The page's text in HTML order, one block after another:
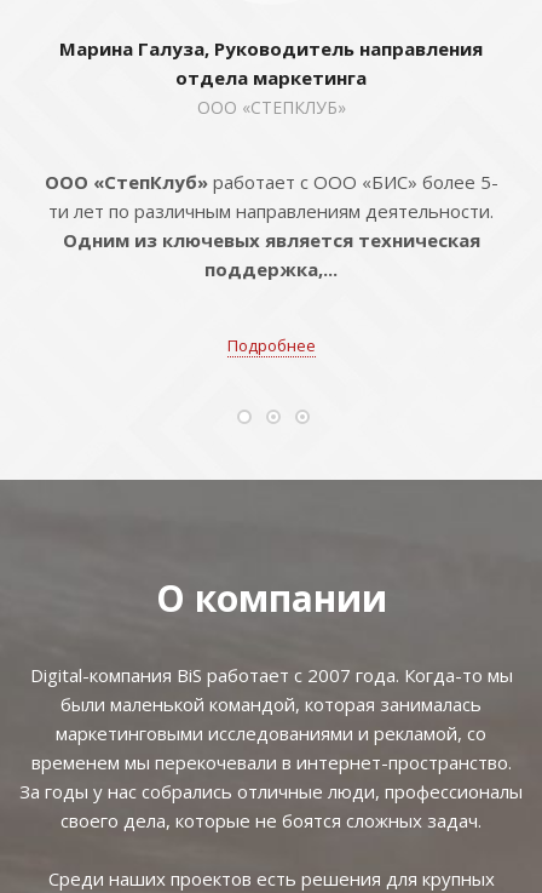
Марина Галуза, Руководитель направления
отдела маркетинга
ООО «СТЕПКЛУБ»
ООО «СтепКлуб»работает с ООО «БИС» более 5-
ти лет по различным направлениям деятельности.
Одним из ключевых является техническая
поддержка,...
Подробнее
О компании
Digital-компания BiS работает с 2007 года. Когда-то мы
были маленькой командой, которая занималась
маркетинговыми исследованиями и рекламой, со
временем мы перекочевали в интернет-пространство.
За годы у нас собрались отличные люди, профессионалы
своего дела, которые не боятся сложных задач.
Среди наших проектов есть решения для крупных